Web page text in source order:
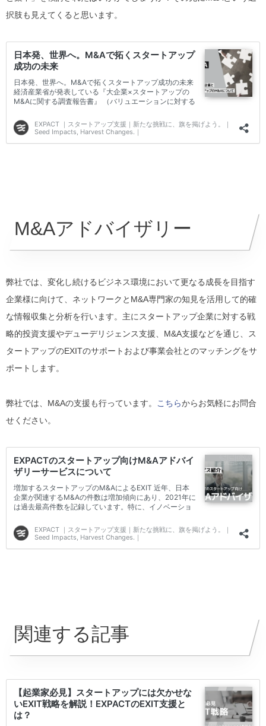
択肢も見えてくると思います。
M&Aアドバイザリー
弊社では、変化し続けるビジネス環境において更なる成長を目指す
企業様に向けて、ネットワークとM&A専門家の知見を活用して的確
な情報収集と分析を行います。主にスタートアップ企業に対する戦
略的投資支援やデューデリジェンス支援、M&A支援などを通じ、ス
タートアップのEXITのサポートおよび事業会社とのマッチングをサ
ポートします。
弊社では、M&Aの支援も行っています。 こちらからお気軽にお問合
せください。
関連する記事